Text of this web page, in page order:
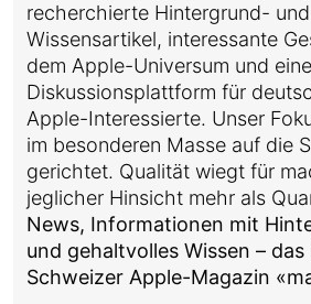
recherchierte Hintergrund-
Wissensartikel, interessante
dem Apple-Universum und eine
Diskussionsplattform für
Apple-Interessierte. Unser
im besonderen Masse auf die
gerichtet. Qualität wiegt für
jeglicher Hinsicht mehr als
News, Informationen mit
und gehaltvolles Wissen – das
Schweizer Apple-Magazin